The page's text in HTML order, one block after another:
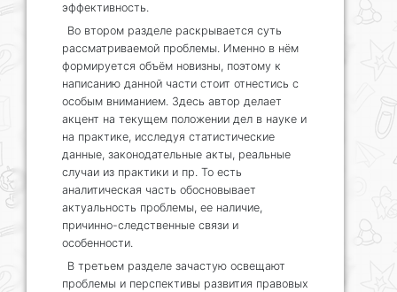
эффективность.
Во втором разделе раскрывается суть
рассматриваемой проблемы. Именно в нём
формируется объём новизны, поэтому к
написанию данной части стоит отнестись с
особым вниманием. Здесь автор делает
акцент на текущем положении дел в науке и
на практике, исследуя статистические
данные, законодательные акты, реальные
случаи из практики и пр. То есть
аналитическая часть обосновывает
актуальность проблемы, ее наличие,
причинно-следственные связи и
особенности.
В третьем разделе зачастую освещают
проблемы и перспективы развития правовых